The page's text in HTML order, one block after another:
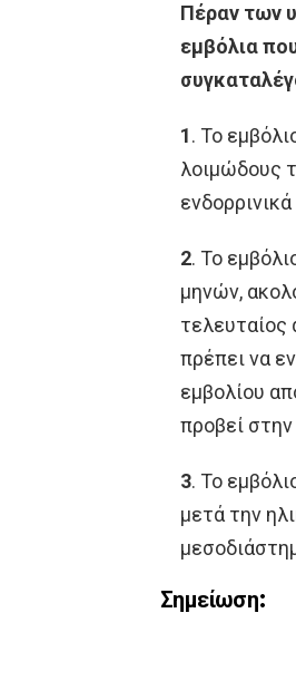
Πέραν των
εμβόλια
1. Το
λοιμώδους
2. Το
μηνών,
τελευταίος
πρέπει να
εμβολίου
προβεί
3. Το
μετά την
Σημείωση: